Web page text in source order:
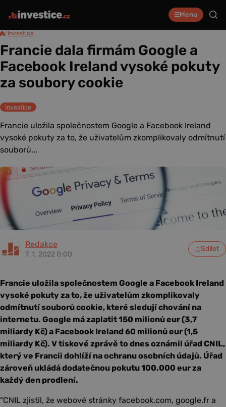
Menu
/Investice
Francie dala firmám Google a
Facebook Ireland vysoké pokuty
za soubory cookie
Investice
Francie uložila společnostem Google a Facebook Ireland
vysoké pokuty za to, že uživatelům zkomplikovaly odmítnutí
souborů...
Redakce
7. 1. 2022 0:00
Sdílet
Francie uložila společnostem Google a Facebook Ireland
vysoké pokuty za to, že uživatelům zkomplikovaly
odmítnutí souborů cookie, které sledují chování na
internetu. Google má zaplatit 150 milionů eur (3,7
miliardy Kč) a Facebook Ireland 60 milionů eur (1,5
miliardy Kč). V tiskové zprávě to dnes oznámil úřad CNIL,
který ve Francii dohlíží na ochranu osobních údajů. Úřad
zároveň ukládá dodatečnou pokutu 100.000 eur za
každý den prodlení.
"CNIL zjistil, že webové stránky facebook.com, google.fr a